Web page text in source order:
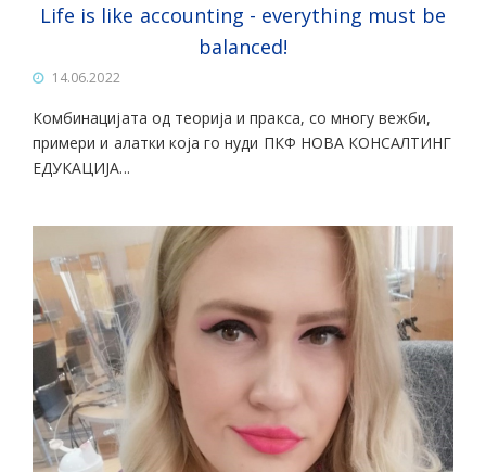
Life is like accounting - everything must be
balanced!
14.06.2022
Комбинацијата од теорија и пракса, со многу вежби,
примери и алатки која го нуди ПКФ НОВА КОНСАЛТИНГ
ЕДУКАЦИЈА...